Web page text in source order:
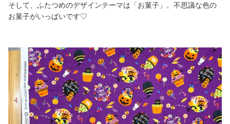
そして、ふたつめのデザインテーマは「お菓子」。不思議な色の
お菓子がいっぱいです♡